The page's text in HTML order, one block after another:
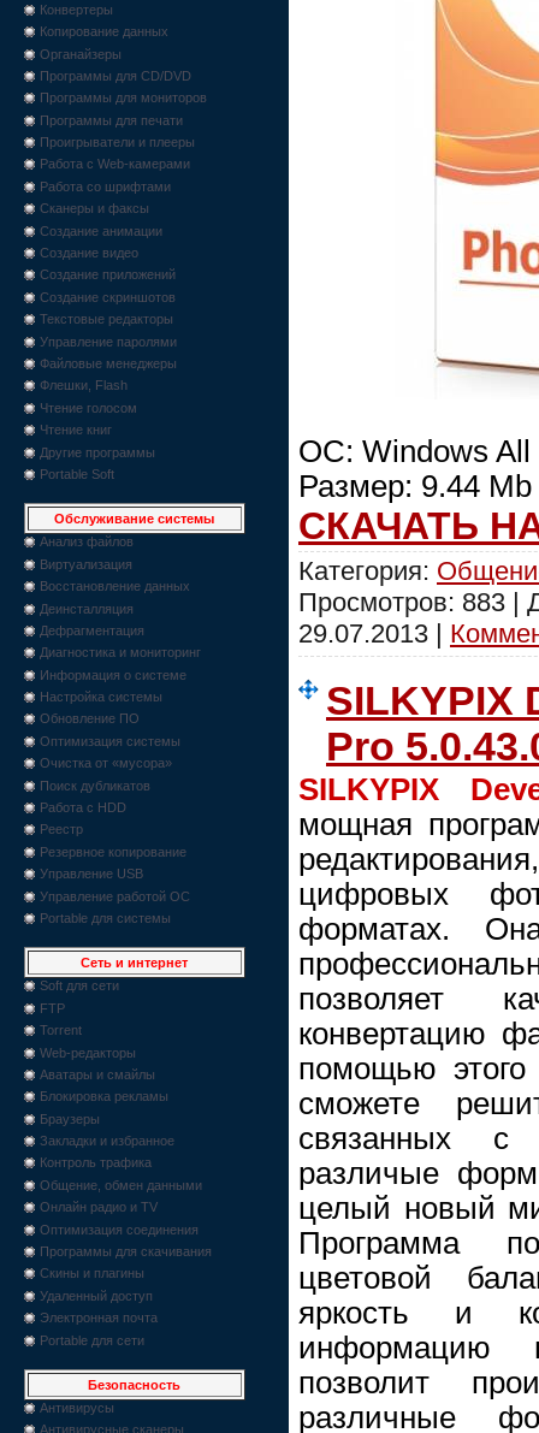
Конвертеры
Копирование данных
Органайзеры
Программы для CD/DVD
Программы для мониторов
Программы для печати
Проигрыватели и плееры
Работа с Web-камерами
Работа со шрифтами
Сканеры и факсы
Создание анимации
Создание видео
Создание приложений
Создание скриншотов
Текстовые редакторы
Управление паролями
Файловые менеджеры
Флешки, Flash
Чтение голосом
Чтение книг
Другие программы
Portable Soft
Обслуживание системы
Анализ файлов
Виртуализация
Восстановление данных
Деинсталляция
Дефрагментация
Диагностика и мониторинг
Информация о системе
Настройка системы
Обновление ПО
Оптимизация системы
Очистка от «мусора»
Поиск дубликатов
Работа с HDD
Реестр
Резервное копирование
Управление USB
Управление работой ОС
Portable для системы
Сеть и интернет
Soft для сети
FTP
Torrent
Web-редакторы
Аватары и смайлы
Блокировка рекламы
Браузеры
Закладки и избранное
Контроль трафика
Общение, обмен данными
Онлайн радио и TV
Оптимизация соединения
Программы для скачивания
Скины и плагины
Удаленный доступ
Электронная почта
Portable для сети
Безопасность
Антивирусы
Антивирусные сканеры
OC: Windows All
Размер: 9.44 Mb
СКАЧАТЬ
Категория:
Просмотров: 883 |
29.07.2013 |
SILKYPIX
Pro
SILKYPIX
мощная
цифровых
форматах.
позволяет
конвертацию
помощью
сможете
связанных с
различые
целый новый
Программа
цветовой
яркость и
информацию
позволит
различные